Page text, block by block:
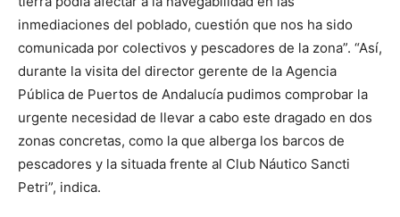
inmediaciones del poblado, cuestión que nos ha sido
comunicada por colectivos y pescadores de la zona”. “Así,
durante la visita del director gerente de la Agencia
Pública de Puertos de Andalucía pudimos comprobar la
urgente necesidad de llevar a cabo este dragado en dos
zonas concretas, como la que alberga los barcos de
pescadores y la situada frente al Club Náutico Sancti
Petri”, indica.